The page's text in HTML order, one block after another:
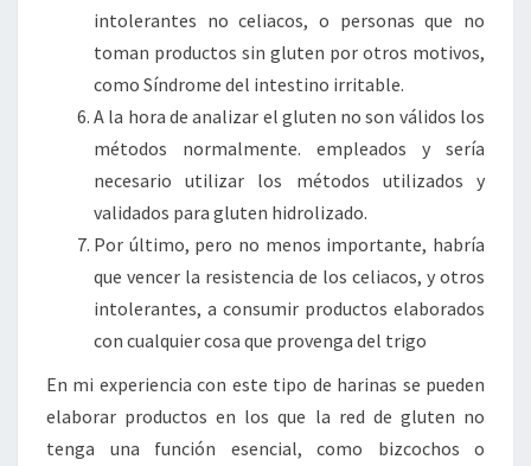
intolerantes no celiacos, o personas que no
toman productos sin gluten por otros motivos,
como Síndrome del intestino irritable.
A la hora de analizar el gluten no son válidos los
métodos normalmente. empleados y sería
necesario utilizar los métodos utilizados y
validados para gluten hidrolizado.
Por último, pero no menos importante, habría
que vencer la resistencia de los celiacos, y otros
intolerantes, a consumir productos elaborados
con cualquier cosa que provenga del trigo
En mi experiencia con este tipo de harinas se pueden
elaborar productos en los que la red de gluten no
tenga una función esencial, como bizcochos o